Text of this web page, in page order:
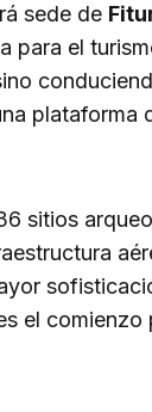
sede de
para el
plataforma
sitios
el